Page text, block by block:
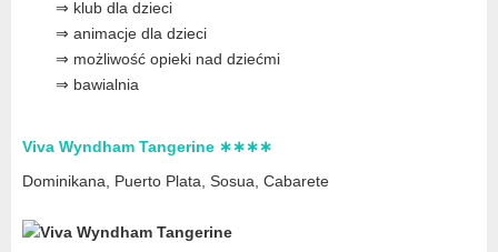
⇒ klub dla dzieci
⇒ animacje dla dzieci
⇒ możliwość opieki nad dziećmi
⇒ bawialnia
Viva Wyndham Tangerine ∗∗∗∗
Dominikana, Puerto Plata, Sosua, Cabarete